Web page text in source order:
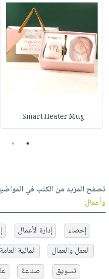
Smart Heater Mug :
1
2
تصفح المزيد من الكتب في
وأعمال
إحصاء إدارة الأعمال
العمل والعمال
المالية
تسويق
صناعة